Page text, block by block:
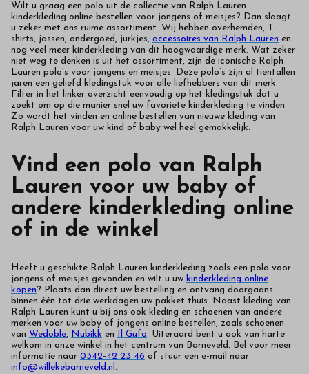
Wilt u graag een polo uit de collectie van Ralph Lauren
kinderkleding online bestellen voor jongens of meisjes? Dan slaagt
u zeker met ons ruime assortiment. Wij hebben overhemden, T-
shirts, jassen, ondergoed, jurkjes, accessoires van Ralph Lauren en
nog veel meer kinderkleding van dit hoogwaardige merk. Wat zeker
niet weg te denken is uit het assortiment, zijn de iconische Ralph
Lauren polo’s voor jongens en meisjes. Deze polo’s zijn al tientallen
jaren een geliefd kledingstuk voor alle liefhebbers van dit merk.
Filter in het linker overzicht eenvoudig op het kledingstuk dat u
zoekt om op die manier snel uw favoriete kinderkleding te vinden.
Zo wordt het vinden en online bestellen van nieuwe kleding van
Ralph Lauren voor uw kind of baby wel heel gemakkelijk.
Vind een polo van Ralph
Lauren voor uw baby of
andere kinderkleding online
of in de winkel
Heeft u geschikte Ralph Lauren kinderkleding zoals een polo voor
jongens of meisjes gevonden en wilt u uw kinderkleding online
kopen? Plaats dan direct uw bestelling en ontvang doorgaans
binnen één tot drie werkdagen uw pakket thuis. Naast kleding van
Ralph Lauren kunt u bij ons ook kleding en schoenen van andere
merken voor uw baby of jongens online bestellen, zoals schoenen
van Wedoble, Nubikk en Il Gufo. Uiteraard bent u ook van harte
welkom in onze winkel in het centrum van Barneveld. Bel voor meer
informatie naar 0342-42 23 46 of stuur een e-mail naar
info@willekebarneveld.nl.